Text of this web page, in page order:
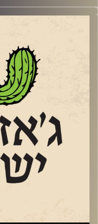
גיא מינטוס טריו
רענן חבושה
רביעיית הג׳אז
אטמפו (עם מתן
קרדיט תמונות: רותם בר-אילן
קרדיט תמונות:רותם בר-
השבוע בג'ז ישראלי
לקראת סוף החודש בין ה 23-26.6 יפתח
בפעם ה – 17
בבית הקונפדרציה
הבולטים בהיסטוריה של
מאלפיים שירים וחי
של אבבה, זמנה מלסה,
המלחין. שוחחנו
שוחחנו גם עם
בבית כנסת "יקר" בתל אביב.
בהמשך שמענו סינגל
בהשתתפות ענת כהן.
וגם, מתוך אלבום הדואט